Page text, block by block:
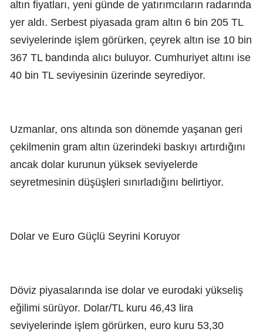
altın fiyatları, yeni günde de yatırımcıların radarında
yer aldı. Serbest piyasada gram altın 6 bin 205 TL
seviyelerinde işlem görürken, çeyrek altın ise 10 bin
367 TL bandında alıcı buluyor. Cumhuriyet altını ise
40 bin TL seviyesinin üzerinde seyrediyor.
Uzmanlar, ons altında son dönemde yaşanan geri
çekilmenin gram altın üzerindeki baskıyı artırdığını
ancak dolar kurunun yüksek seviyelerde
seyretmesinin düşüşleri sınırladığını belirtiyor.
Dolar ve Euro Güçlü Seyrini Koruyor
Döviz piyasalarında ise dolar ve eurodaki yükseliş
eğilimi sürüyor. Dolar/TL kuru 46,43 lira
seviyelerinde işlem görürken, euro kuru 53,30